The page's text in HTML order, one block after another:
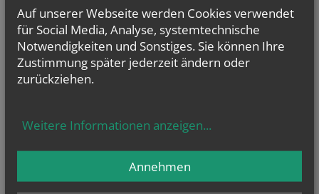
Ich stimme derDatenverarbeitung zu.*
Ich habe dieInformationen zum Datenschutz gelesen.*
Auf unserer Webseite werden Cookies verwendet
für Social Media, Analyse, systemtechnische
Notwendigkeiten und Sonstiges. Sie können Ihre
Zustimmung später jederzeit ändern oder
zurückziehen.
Weitere Informationen anzeigen...
Annehmen